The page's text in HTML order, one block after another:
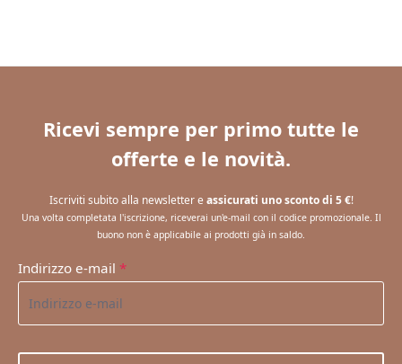
Ricevi sempre per primo tutte le
offerte e le novità.
Iscriviti subito alla newsletter e assicurati uno sconto di 5 €!
Una volta completata l'iscrizione, riceverai un'e-mail con il codice promozionale. Il
buono non è applicabile ai prodotti già in saldo.
Indirizzo e-mail *